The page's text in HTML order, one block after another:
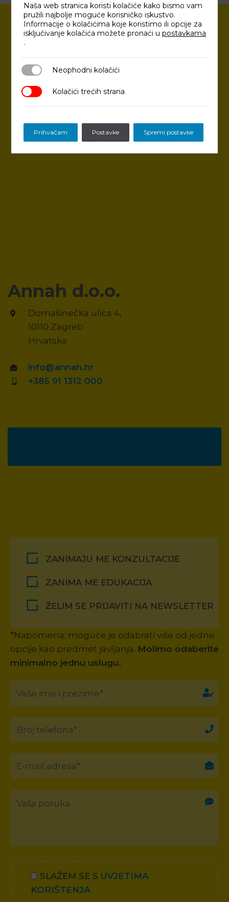
Annah d.o.o.
Domašinečka ulica 4,
10110 Zagreb
Hrvatska
info@annah.hr
+385 91 1312 000
ZANIMAJU ME KONZULTACIJE
ZANIMA ME EDUKACIJA
ŽELIM SE PRIJAVITI NA NEWSLETTER
*Napomena: moguće je odabrati više od jedne
opcije kao predmet javljanja. Molimo odaberite
minimalno jednu uslugu.
SLAŽEM SE S UVJETIMA
KORIŠTENJA
Naša web stranica koristi kolačiće kako bismo vam
pružili najbolje moguće korisničko iskustvo.
Informacije o kolačićima koje koristimo ili opcije za
isključivanje kolačića možete pronaći upostavkama
.
Neophodni kolačići
Neophodni kolačići
Kolačići trećih strana
Kolačići trećih strana
Prihvaćam Postavke Spremi postavke